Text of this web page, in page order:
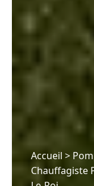
Accueil >
Chauffagiste